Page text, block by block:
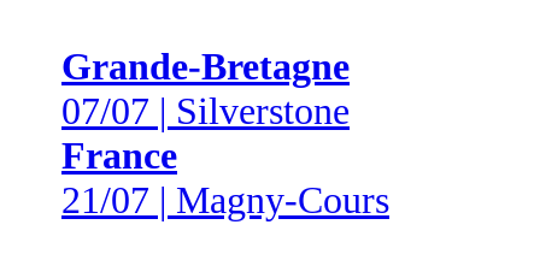
Grande-Bretagne
07/07 | Silverstone
France
21/07 | Magny-Cours